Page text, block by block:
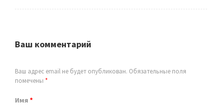
Ваш комментарий
Ваш адрес email не будет опубликован. Обязательные поля
помечены *
Имя *